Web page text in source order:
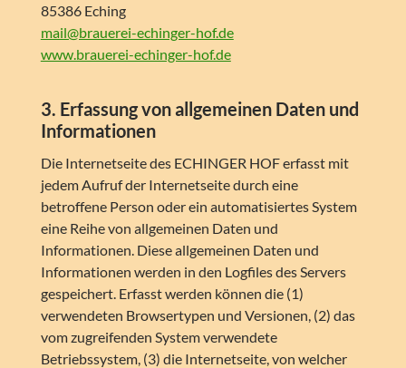
85386 Eching
mail@brauerei-echinger-hof.de
www.brauerei-echinger-hof.de
3. Erfassung von allgemeinen Daten und
Informationen
Die Internetseite des ECHINGER HOF erfasst mit
jedem Aufruf der Internetseite durch eine
betroffene Person oder ein automatisiertes System
eine Reihe von allgemeinen Daten und
Informationen. Diese allgemeinen Daten und
Informationen werden in den Logfiles des Servers
gespeichert. Erfasst werden können die (1)
verwendeten Browsertypen und Versionen, (2) das
vom zugreifenden System verwendete
Betriebssystem, (3) die Internetseite, von welcher